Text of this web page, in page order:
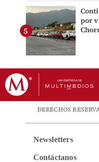
por
DERECHOS
Newsletters
Contáctanos